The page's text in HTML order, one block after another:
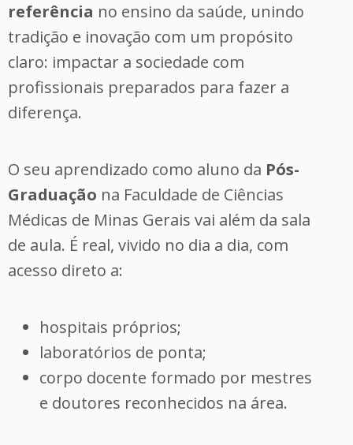
referência no ensino da saúde, unindo
tradição e inovação com um propósito
claro: impactar a sociedade com
profissionais preparados para fazer a
diferença.
O seu aprendizado como aluno da Pós-
Graduação na Faculdade de Ciências
Médicas de Minas Gerais vai além da sala
de aula. É real, vivido no dia a dia, com
acesso direto a:
hospitais próprios;
laboratórios de ponta;
corpo docente formado por mestres
e doutores reconhecidos na área.